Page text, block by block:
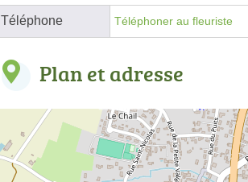
Téléphone Téléphoner au fleuriste
Plan et adresse